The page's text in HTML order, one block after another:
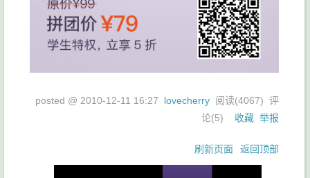
posted @ 2010-12-11 16:27 lovecherry 阅读(4067) 评
论(5) 收藏 举报
刷新页面 返回顶部